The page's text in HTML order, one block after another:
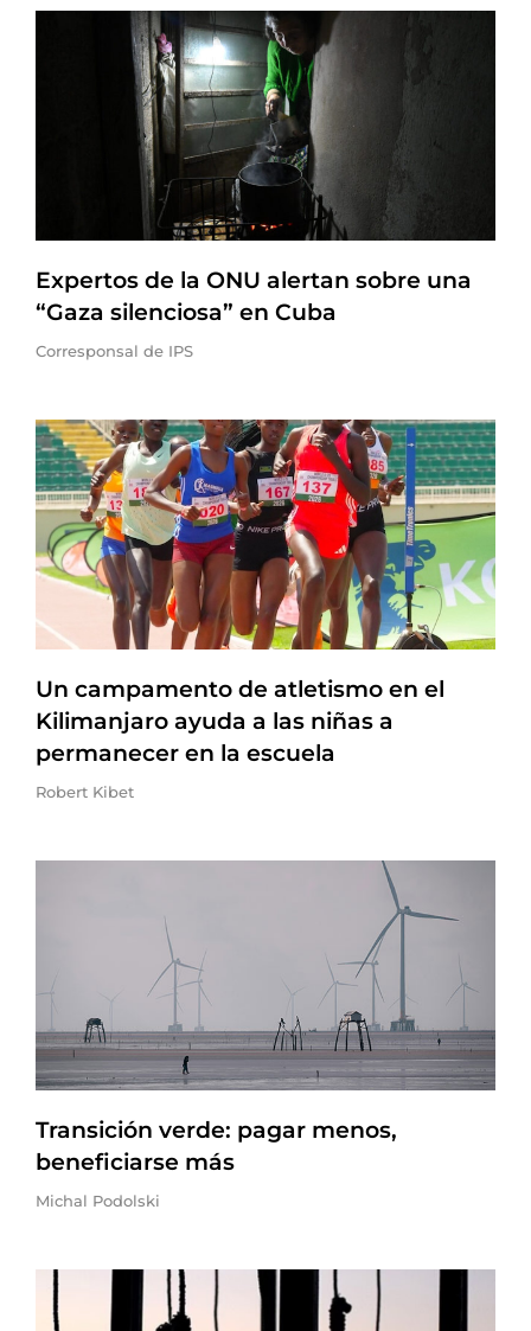
Expertos de la ONU alertan sobre una
“Gaza silenciosa” en Cuba
Corresponsal de IPS
Un campamento de atletismo en el
Kilimanjaro ayuda a las niñas a
permanecer en la escuela
Robert Kibet
Transición verde: pagar menos,
beneficiarse más
Michal Podolski